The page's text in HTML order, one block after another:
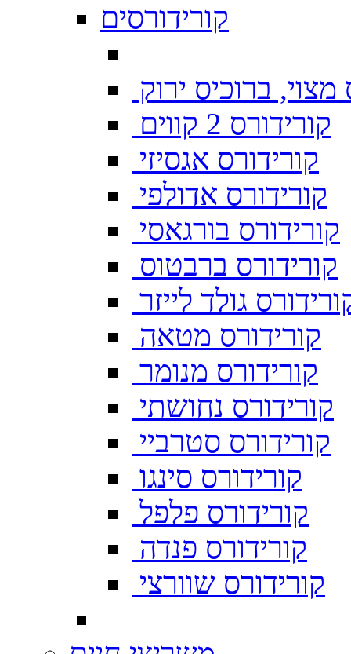
קורידורסים
מצוי, ברוכיס ירוק
קורידורס 2 קווים
קורידורס אגסיזי
קורידורס אדולפי
קורידורס בורגאסי
קורידורס ברבטוס
גולד לייזר
קורידורס מטאה
קורידורס מנומר
קורידורס נחושתי
קורידורס סטרביי
קורידורס סינגו
קורידורס פלפל
קורידורס פנדה
קורידורס שוורצי